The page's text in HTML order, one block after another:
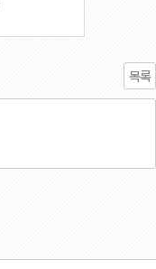
목록